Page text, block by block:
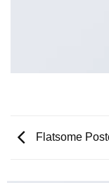
Flatsome